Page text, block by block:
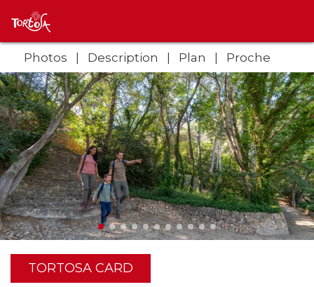
Photos Description Plan Proche
TORTOSA CARD